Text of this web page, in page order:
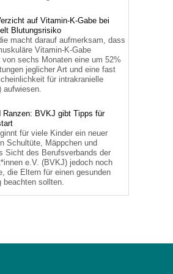
auf Vitamin-K-Gabe bei
Blutungsrisiko
macht darauf aufmerksam, dass
Vitamin-K-Gabe
sechs Monaten eine um 52%
jeglicher Art und eine fast
für intrakranielle
aufwiesen.
Ranzen: BVKJ gibt Tipps für
für viele Kinder ein neuer
Schultüte, Mäppchen und
Sicht des Berufsverbands der
e.V. (BVKJ) jedoch noch
die Eltern für einen gesunden
beachten sollten.